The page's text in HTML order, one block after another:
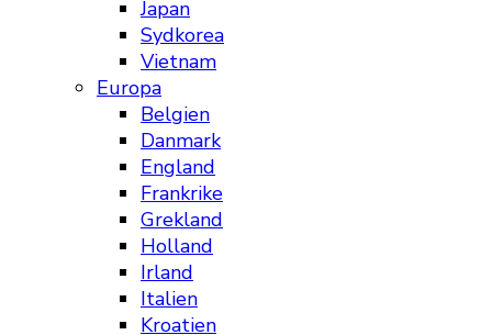
Japan
Sydkorea
Vietnam
Europa
Belgien
Danmark
England
Frankrike
Grekland
Holland
Irland
Italien
Kroatien